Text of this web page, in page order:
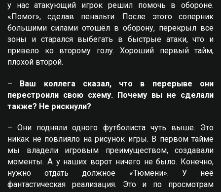
у нас атакующий игрок решил помочь в обороне.
«Помог», сделав пенальти. После этого соперник
большими силами отошёл в оборону, перекрыл все
зоны и старался выбегать в быстрые атаки, что и
привело ко второму голу. Хороший первый тайм,
плохой второй.
– Ваш коллега сказал, что в перерыве они
перестроили свою схему. Почему вы не сделали
также? Не рискнули?
– Они подняли одного футболиста чуть выше. Это
никак не повлияло на рисунок игры. В первом тайме
мы владели игровым преимуществом, создавали
моменты. А у наших ворот ничего не было. Конечно,
нужно отдать должное «Тюмени». У неё
фантастическая реализация. Это и по просмотрам